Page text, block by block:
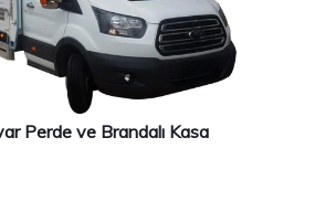
Perde ve Brandalı Kasa